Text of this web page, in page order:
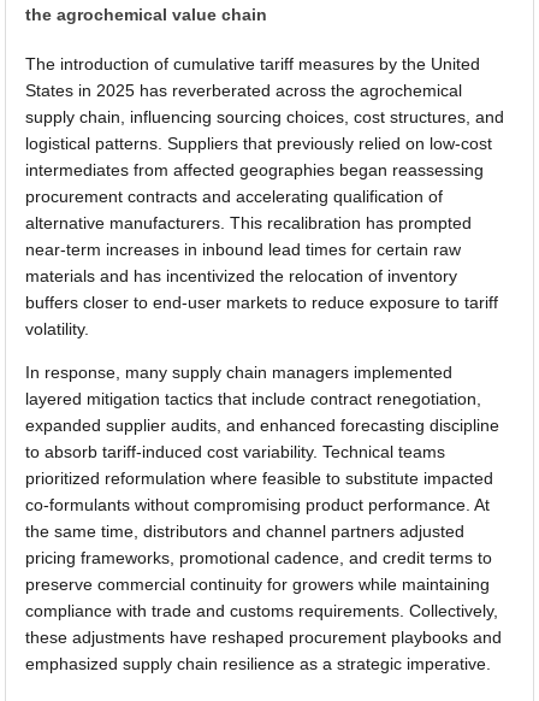
the agrochemical value chain
The introduction of cumulative tariff measures by the United
States in 2025 has reverberated across the agrochemical
supply chain, influencing sourcing choices, cost structures, and
logistical patterns. Suppliers that previously relied on low-cost
intermediates from affected geographies began reassessing
procurement contracts and accelerating qualification of
alternative manufacturers. This recalibration has prompted
near-term increases in inbound lead times for certain raw
materials and has incentivized the relocation of inventory
buffers closer to end-user markets to reduce exposure to tariff
volatility.
In response, many supply chain managers implemented
layered mitigation tactics that include contract renegotiation,
expanded supplier audits, and enhanced forecasting discipline
to absorb tariff-induced cost variability. Technical teams
prioritized reformulation where feasible to substitute impacted
co-formulants without compromising product performance. At
the same time, distributors and channel partners adjusted
pricing frameworks, promotional cadence, and credit terms to
preserve commercial continuity for growers while maintaining
compliance with trade and customs requirements. Collectively,
these adjustments have reshaped procurement playbooks and
emphasized supply chain resilience as a strategic imperative.